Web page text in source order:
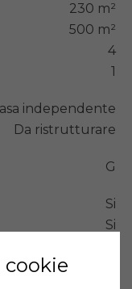
230 m²
500 m²
4
1
independente
Da ristrutturare
G
Si
Si
cookie